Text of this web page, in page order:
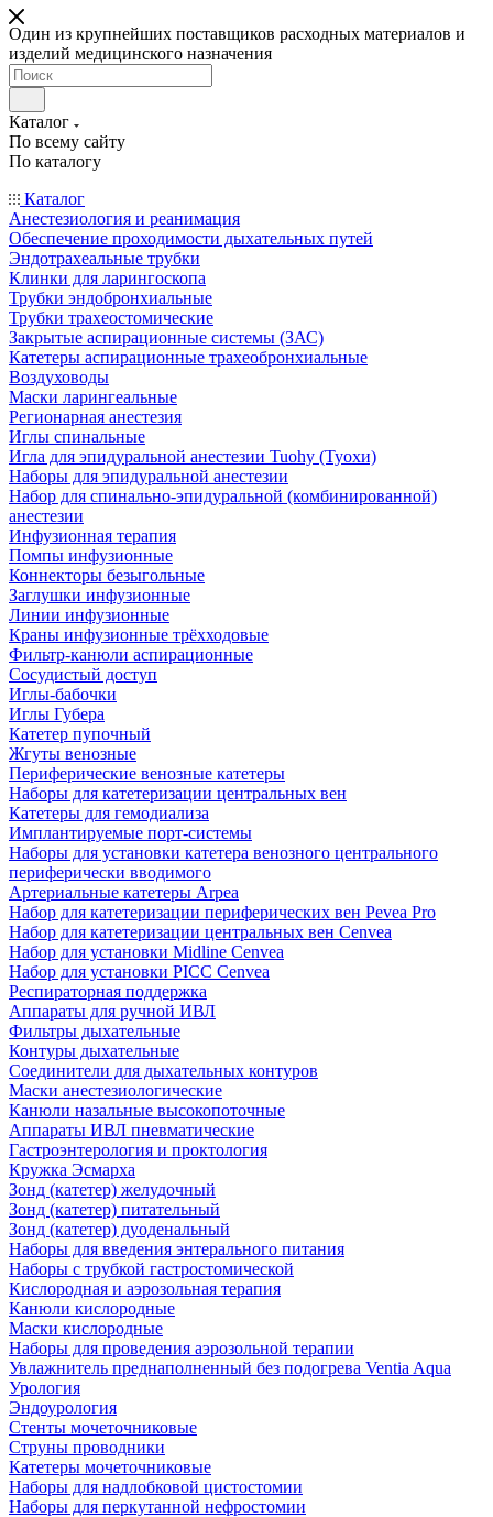
Один из крупнейших поставщиков расходных материалов и
изделий медицинского назначения
Каталог
По всему сайту
По каталогу
Каталог
Анестезиология и реанимация
Обеспечение проходимости дыхательных путей
Эндотрахеальные трубки
Клинки для ларингоскопа
Трубки эндобронхиальные
Трубки трахеостомические
Закрытые аспирационные системы (ЗАС)
Катетеры аспирационные трахеобронхиальные
Воздуховоды
Маски ларингеальные
Регионарная анестезия
Иглы спинальные
Игла для эпидуральной анестезии Tuohy (Туохи)
Наборы для эпидуральной анестезии
Набор для спинально-эпидуральной (комбинированной)
анестезии
Инфузионная терапия
Помпы инфузионные
Коннекторы безыгольные
Заглушки инфузионные
Линии инфузионные
Краны инфузионные трёхходовые
Фильтр-канюли аспирационные
Сосудистый доступ
Иглы-бабочки
Иглы Губера
Катетер пупочный
Жгуты венозные
Периферические венозные катетеры
Наборы для катетеризации центральных вен
Катетеры для гемодиализа
Имплантируемые порт‑системы
Наборы для установки катетера венозного центрального
периферически вводимого
Артериальные катетеры Arpea
Набор для катетеризации периферических вен Pevea Pro
Набор для катетеризации центральных вен Cenvea
Набор для установки Midline Cenvea
Набор для установки PICC Cenvea
Респираторная поддержка
Аппараты для ручной ИВЛ
Фильтры дыхательные
Контуры дыхательные
Соединители для дыхательных контуров
Маски анестезиологические
Канюли назальные высокопоточные
Аппараты ИВЛ пневматические
Гастроэнтерология и проктология
Кружка Эсмарха
Зонд (катетер) желудочный
Зонд (катетер) питательный
Зонд (катетер) дуоденальный
Наборы для введения энтерального питания
Наборы с трубкой гастростомической
Кислородная и аэрозольная терапия
Канюли кислородные
Маски кислородные
Наборы для проведения аэрозольной терапии
Увлажнитель преднаполненный без подогрева Ventia Aqua
Урология
Эндоурология
Стенты мочеточниковые
Струны проводники
Катетеры мочеточниковые
Наборы для надлобковой цистостомии
Наборы для перкутанной нефростомии